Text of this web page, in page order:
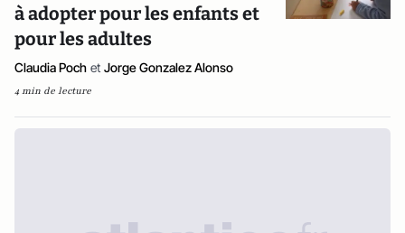
à adopter pour les enfants et
pour les adultes
Claudia Poch et Jorge Gonzalez Alonso
4 min de lecture